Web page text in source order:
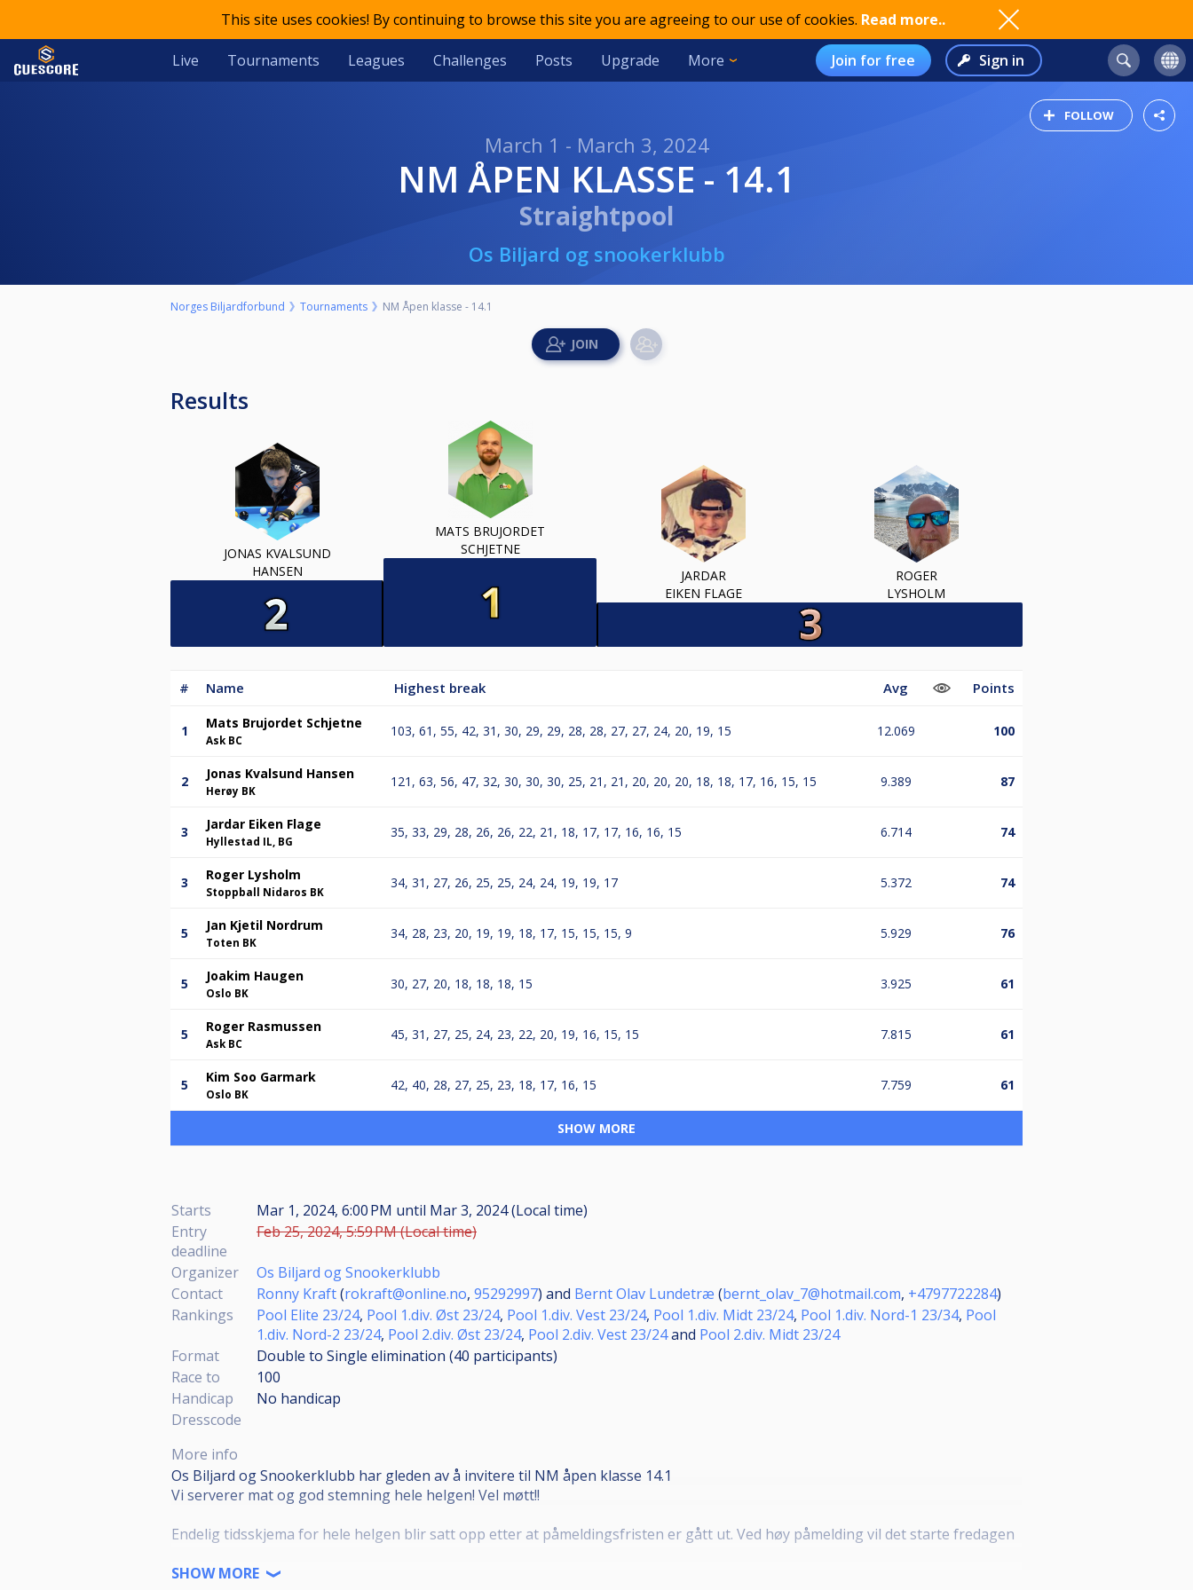
This site uses cookies! By continuing to browse this site you are agreeing to our use of cookies. Read more..
Live Tournaments Leagues Challenges Posts Upgrade More Join for free Sign in
FOLLOW
March 1 - March 3, 2024
NM ÅPEN KLASSE - 14.1
Straightpool
Os Biljard og snookerklubb
Norges Biljardforbund Tournaments NM Åpen klasse - 14.1
Results
JONAS KVALSUND
HANSEN
MATS BRUJORDET
SCHJETNE
JARDAR
EIKEN FLAGE
ROGER
LYSHOLM
# Name Highest break Avg Points
1 Mats Brujordet Schjetne
Ask BC
103, 61, 55, 42, 31, 30, 29, 29, 28, 28, 27, 27, 24, 20, 19, 15 12.069 100
2 Jonas Kvalsund Hansen
Herøy BK
121, 63, 56, 47, 32, 30, 30, 30, 25, 21, 21, 20, 20, 20, 18, 18, 17, 16, 15, 15 9.389 87
3 Jardar Eiken Flage
Hyllestad IL, BG
35, 33, 29, 28, 26, 26, 22, 21, 18, 17, 17, 16, 16, 15 6.714 74
3 Roger Lysholm
Stoppball Nidaros BK
34, 31, 27, 26, 25, 25, 24, 24, 19, 19, 17 5.372 74
5 Jan Kjetil Nordrum
Toten BK
34, 28, 23, 20, 19, 19, 18, 17, 15, 15, 15, 9 5.929 76
5 Joakim Haugen
Oslo BK
30, 27, 20, 18, 18, 18, 15 3.925 61
5 Roger Rasmussen
Ask BC
45, 31, 27, 25, 24, 23, 22, 20, 19, 16, 15, 15 7.815 61
5 Kim Soo Garmark
Oslo BK
42, 40, 28, 27, 25, 23, 18, 17, 16, 15 7.759 61
SHOW MORE
Starts Mar 1, 2024, 6:00 PM until Mar 3, 2024 (Local time)
Entry
deadline
Feb 25, 2024, 5:59 PM (Local time)
Organizer
Os Biljard og Snookerklubb
Contact
Ronny Kraft(rokraft@online.no, 95292997) and Bernt Olav Lundetræ (bernt_olav_7@hotmail.com, +4797722284)
Rankings
Pool Elite 23/24, Pool 1.div. Øst 23/24, Pool 1.div. Vest 23/24, Pool 1.div. Midt 23/24, Pool 1.div. Nord-1 23/34, Pool
1.div. Nord-2 23/24, Pool 2.div. Øst 23/24, Pool 2.div. Vest 23/24and Pool 2.div. Midt 23/24
Format
Double to Single elimination (40 participants)
Race to
100
Handicap
No handicap
Dresscode
More info
Os Biljard og Snookerklubb har gleden av å invitere til NM åpen klasse 14.1
Vi serverer mat og god stemning hele helgen! Vel møtt!!
Endelig tidsskjema for hele helgen blir satt opp etter at påmeldingsfristen er gått ut. Ved høy påmelding vil det starte fredagen
Overnatting:
SHOW MORE